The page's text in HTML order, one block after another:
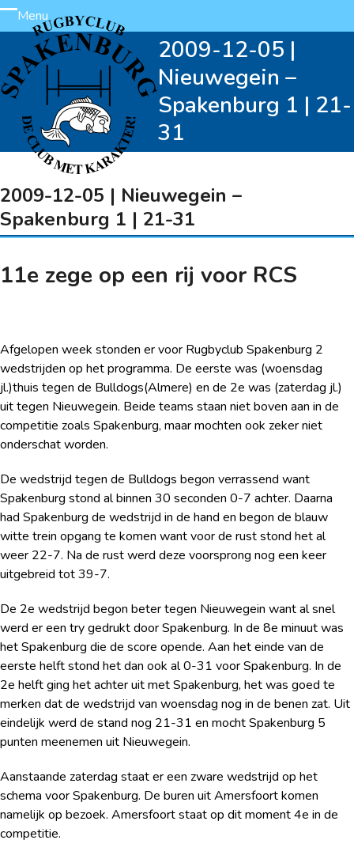
Skip
to
content
Menu
Open
mobile
menu
Close
mobile
menu
2009-12-05 |
Nieuwegein –
Spakenburg 1 | 21-
31
2009-12-05 | Nieuwegein –
Spakenburg 1 | 21-31
11e zege op een rij voor RCS
Afgelopen week stonden er voor Rugbyclub Spakenburg 2
wedstrijden op het programma. De eerste was (woensdag
jl.)thuis tegen de Bulldogs(Almere) en de 2e was (zaterdag jl.)
uit tegen Nieuwegein. Beide teams staan niet boven aan in de
competitie zoals Spakenburg, maar mochten ook zeker niet
onderschat worden.
De wedstrijd tegen de Bulldogs begon verrassend want
Spakenburg stond al binnen 30 seconden 0-7 achter. Daarna
had Spakenburg de wedstrijd in de hand en begon de blauw
witte trein opgang te komen want voor de rust stond het al
weer 22-7. Na de rust werd deze voorsprong nog een keer
uitgebreid tot 39-7.
De 2e wedstrijd begon beter tegen Nieuwegein want al snel
werd er een try gedrukt door Spakenburg. In de 8e minuut was
het Spakenburg die de score opende. Aan het einde van de
eerste helft stond het dan ook al 0-31 voor Spakenburg. In de
2e helft ging het achter uit met Spakenburg, het was goed te
merken dat de wedstrijd van woensdag nog in de benen zat. Uit
eindelijk werd de stand nog 21-31 en mocht Spakenburg 5
punten meenemen uit Nieuwegein.
Aanstaande zaterdag staat er een zware wedstrijd op het
schema voor Spakenburg. De buren uit Amersfoort komen
namelijk op bezoek. Amersfoort staat op dit moment 4e in de
competitie.